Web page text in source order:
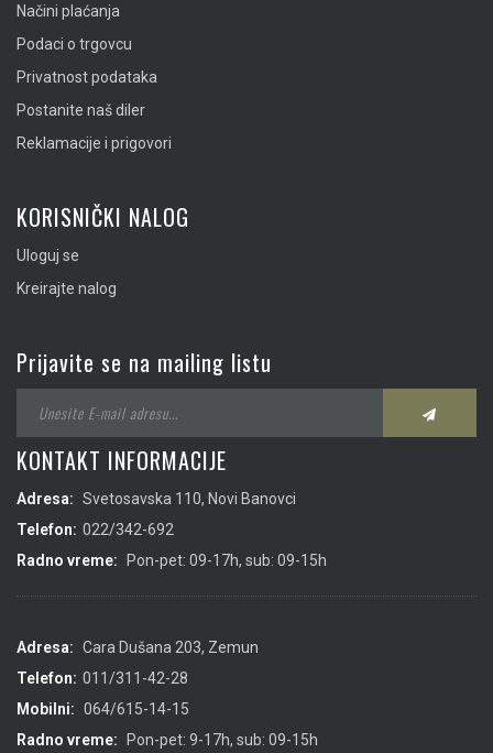
Načini plaćanja
Podaci o trgovcu
Privatnost podataka
Postanite naš diler
Reklamacije i prigovori
KORISNIČKI NALOG
Uloguj se
Kreirajte nalog
Prijavite se na mailing listu
KONTAKT INFORMACIJE
Adresa: Svetosavska 110, Novi Banovci
Telefon: 022/342-692
Radno vreme:
Pon-pet: 09-17h, sub: 09-15h
Adresa: Cara Dušana 203, Zemun
Telefon: 011/311-42-28
Mobilni: 064/615-14-15
Radno vreme:
Pon-pet: 9-17h, sub: 09-15h